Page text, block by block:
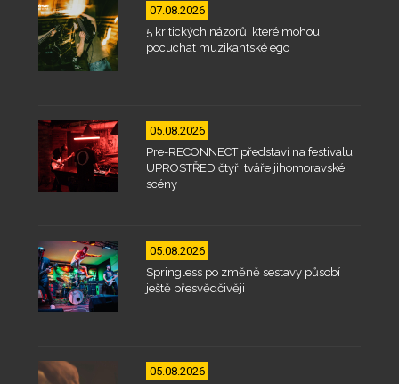
07.08.2026
5 kritických názorů, které mohou
pocuchat muzikantské ego
05.08.2026
Pre-RECONNECT představí na festivalu
UPROSTŘED čtyři tváře jihomoravské
scény
05.08.2026
Springless po změně sestavy působí
ještě přesvědčivěji
05.08.2026